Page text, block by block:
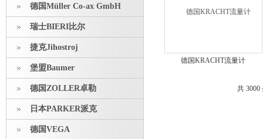
德国Müller Co-ax GmbH
瑞士BIERI比尔
捷克Jihostroj
堡盟Baumer
德国ZOLLER卓勒
日本PARKER派克
德国VEGA
德国KRACHT流量计
共